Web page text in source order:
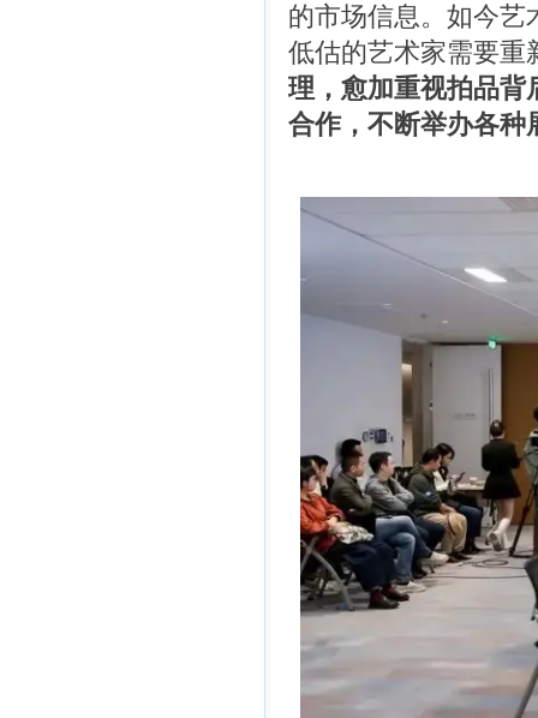
的市场信息。如今艺
低估的艺术家需要重
理，愈加重视拍品背
合作，不断举办各种